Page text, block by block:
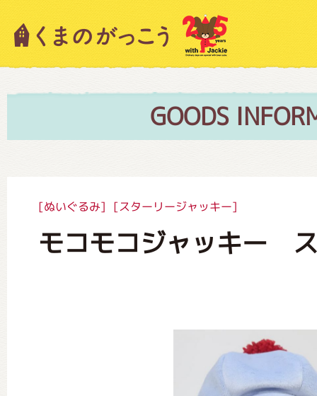
GOODS
[ぬいぐるみ] [スターリージャッキー]
モコモコジャッキー
キャラクター紹介
絵本・作家紹介
グッズインフォメーション